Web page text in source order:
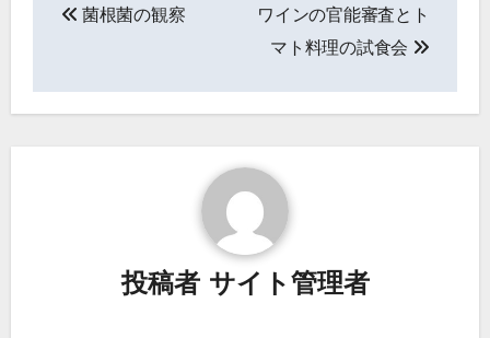
ビ
菌根菌の観察
ワインの官能審査とト
マト料理の試食会
投稿者 サイト管理者